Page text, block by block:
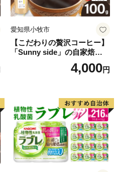
愛知県小牧市
【こだわりの贅沢コーヒー】
「Sunny side」の自家焙煎珈
琲サニーブレンド（100g）
4,000円